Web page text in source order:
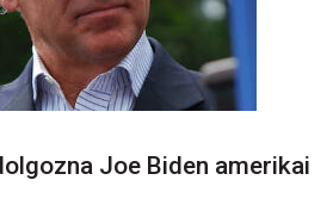
Joe Biden amerikai